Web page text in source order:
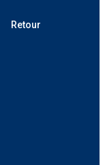
Retour